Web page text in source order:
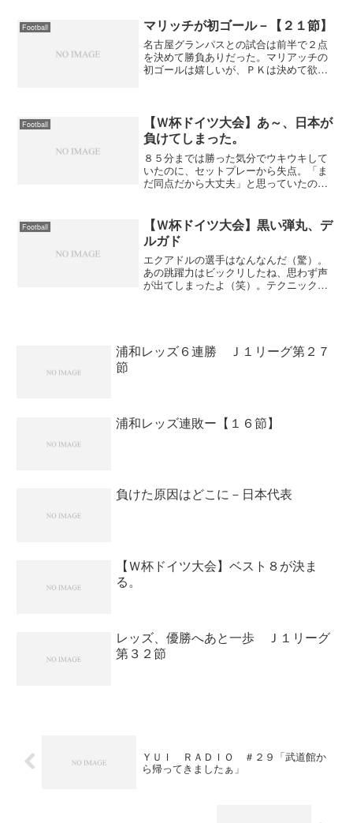
だけ。フランスのＤＦはベテランだけに
動かないＦＷなら押さえ込...
Football マリッチが初ゴール－【２１節】
名古屋グランパスとの試合は前半で２点
を決めて勝負ありだった。マリアッチの
初ゴールは嬉しいが、ＰＫは決めて欲し
分５負
Football
【Ｗ杯ドイツ大会】あ～、日本が
負けてしまった。
８５分までは勝った気分でウキウキして
いたのに、セットプレーから失点。「ま
だ同点だから大丈夫」と思っていたのに
「・・・・」。凄くブルーな気分だ。日
本 １－３ オーストラリア
Football
【Ｗ杯ドイツ大会】黒い弾丸、デ
ルガド
エクアドルの選手はなんなんだ（驚）。
あの跳躍力はビックリしたね、思わず声
が出てしまったよ（笑）。テクニックは
浦和レッズ６連勝 Ｊ１リーグ第２７
節
浦和レッズ連敗ー【１６節】
負けた原因はどこに－日本代表
【Ｗ杯ドイツ大会】ベスト８が決ま
る。
レッズ、優勝へあと一歩 Ｊ１リーグ
第３２節
ＹＵＩ ＲＡＤＩＯ ＃２９「武道館か
ら帰ってきましたぁ」